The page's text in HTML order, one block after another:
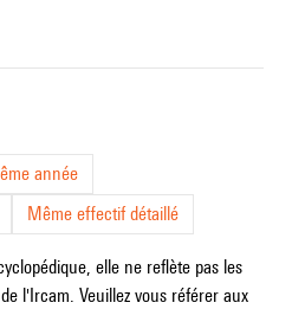
année
Même effectif détaillé
elle ne reflète pas les
l'Ircam. Veuillez vous référer aux